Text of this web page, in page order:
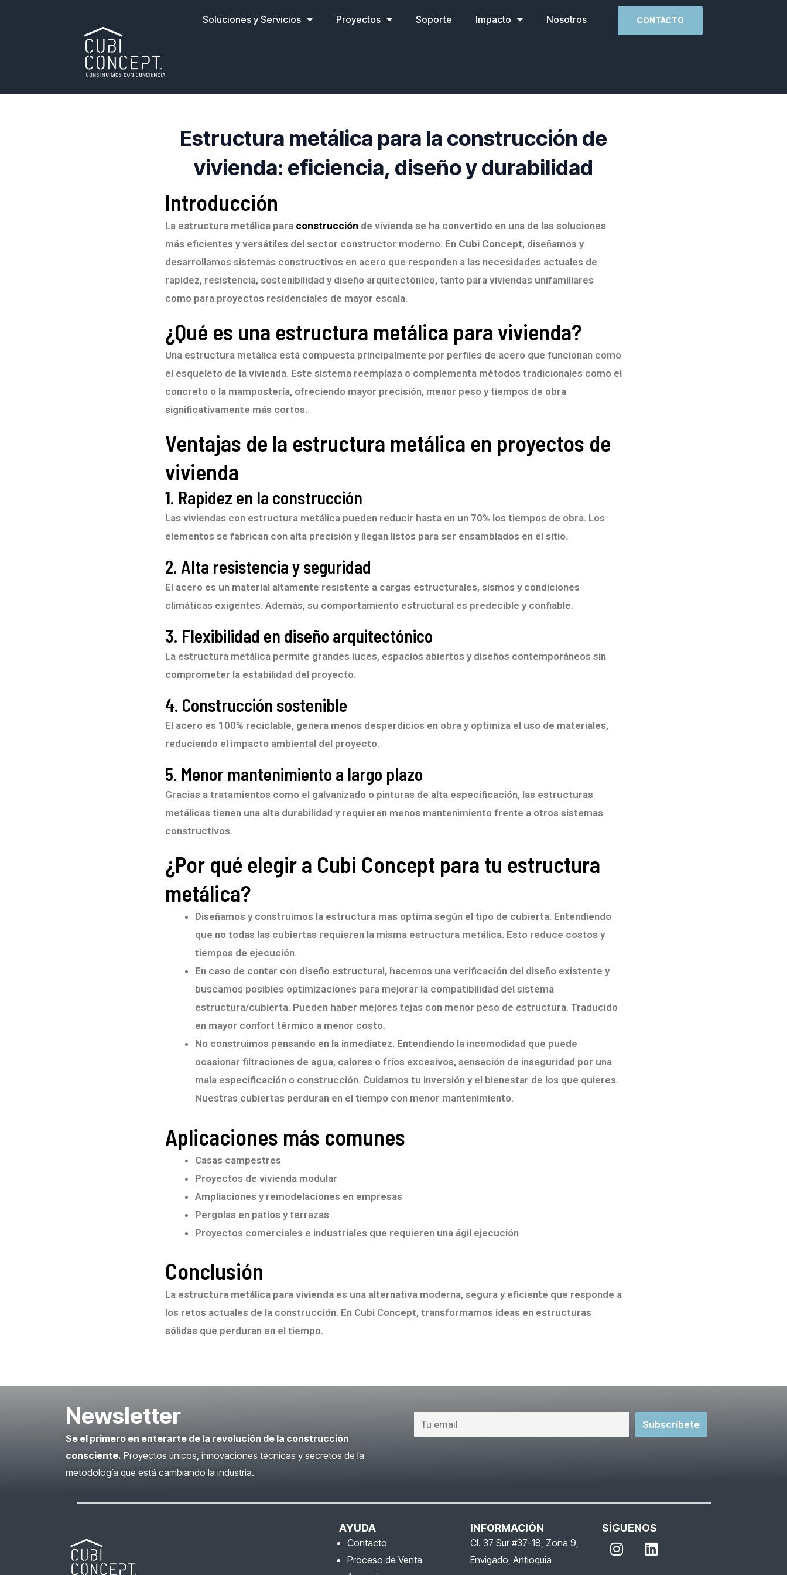
Soluciones y Servicios Proyectos Soporte Impacto Nosotros CONTACTO
Estructura metálica para la construcción de
vivienda: eficiencia, diseño y durabilidad
Introducción
La estructura metálica para construcción de vivienda se ha convertido en una de las soluciones
más eficientes y versátiles del sector constructor moderno. En Cubi Concept, diseñamos y
desarrollamos sistemas constructivos en acero que responden a las necesidades actuales de
rapidez, resistencia, sostenibilidad y diseño arquitectónico, tanto para viviendas unifamiliares
como para proyectos residenciales de mayor escala.
¿Qué es una estructura metálica para vivienda?
Una estructura metálica está compuesta principalmente por perfiles de acero que funcionan como
el esqueleto de la vivienda. Este sistema reemplaza o complementa métodos tradicionales como el
concreto o la mampostería, ofreciendo mayor precisión, menor peso y tiempos de obra
significativamente más cortos.
Ventajas de la estructura metálica en proyectos de
vivienda
1. Rapidez en la construcción
Las viviendas con estructura metálica pueden reducir hasta en un 70% los tiempos de obra. Los
elementos se fabrican con alta precisión y llegan listos para ser ensamblados en el sitio.
2. Alta resistencia y seguridad
El acero es un material altamente resistente a cargas estructurales, sismos y condiciones
climáticas exigentes. Además, su comportamiento estructural es predecible y confiable.
3. Flexibilidad en diseño arquitectónico
La estructura metálica permite grandes luces, espacios abiertos y diseños contemporáneos sin
comprometer la estabilidad del proyecto.
4. Construcción sostenible
El acero es 100% reciclable, genera menos desperdicios en obra y optimiza el uso de materiales,
reduciendo el impacto ambiental del proyecto.
5. Menor mantenimiento a largo plazo
Gracias a tratamientos como el galvanizado o pinturas de alta especificación, las estructuras
metálicas tienen una alta durabilidad y requieren menos mantenimiento frente a otros sistemas
constructivos.
¿Por qué elegir a Cubi Concept para tu estructura
metálica?
Diseñamos y construimos la estructura mas optima según el tipo de cubierta. Entendiendo
que no todas las cubiertas requieren la misma estructura metálica. Esto reduce costos y
tiempos de ejecución.
En caso de contar con diseño estructural, hacemos una verificación del diseño existente y
buscamos posibles optimizaciones para mejorar la compatibilidad del sistema
estructura/cubierta. Pueden haber mejores tejas con menor peso de estructura. Traducido
en mayor confort térmico a menor costo.
No construimos pensando en la inmediatez. Entendiendo la incomodidad que puede
ocasionar filtraciones de agua, calores o fríos excesivos, sensación de inseguridad por una
mala especificación o construcción. Cuidamos tu inversión y el bienestar de los que quieres.
Nuestras cubiertas perduran en el tiempo con menor mantenimiento.
Aplicaciones más comunes
Casas campestres
Proyectos de vivienda modular
Ampliaciones y remodelaciones en empresas
Pergolas en patios y terrazas
Proyectos comerciales e industriales que requieren una ágil ejecución
Conclusión
La estructura metálica para vivienda es una alternativa moderna, segura y eficiente que responde a
los retos actuales de la construcción. En Cubi Concept, transformamos ideas en estructuras
sólidas que perduran en el tiempo.
Newsletter
Se el primero en enterarte de la revolución de la construcción
consciente. Proyectos únicos, innovaciones técnicas y secretos de la
metodología que está cambiando la industria.
AYUDA
Contacto
Proceso de Venta
INFORMACIÓN
Cl. 37 Sur #37-18, Zona 9,
Envigado, Antioquia
SÍGUENOS
I
n
L
i